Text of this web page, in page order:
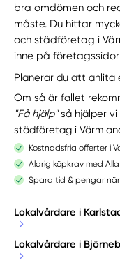
bra omdömen och
måste. Du hittar
och städföretag i
inne på
Planerar du att anlita
Om så är fallet
"Få hjälp"så hjälper
städföretag i
Kostnadsfria offerter i
Aldrig köpkrav med
Spara tid & pengar
Lokalvårdare i
Lokalvårdare i